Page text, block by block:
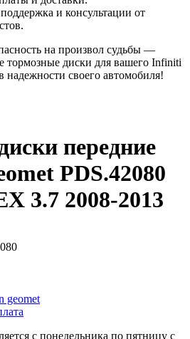
и консультации от
на произвол судьбы —
тормозные диски для вашего Infiniti
надежности своего автомобиля!
передние
PDS.42080
3.7 2008-2013
geomet
с понедельника по пятницу с